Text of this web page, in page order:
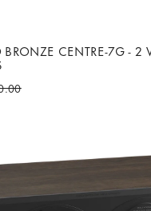
CENTRE-7G - 2